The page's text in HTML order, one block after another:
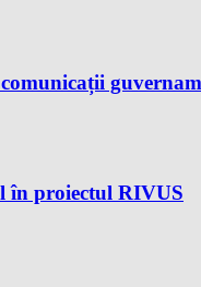
în proiectul RIVUS